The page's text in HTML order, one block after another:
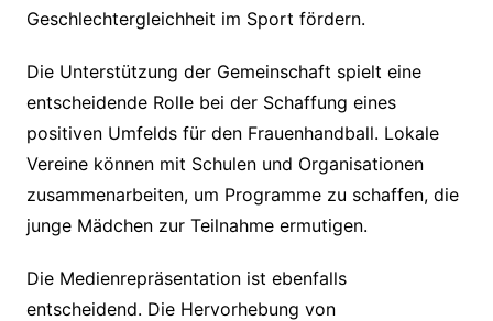
Geschlechtergleichheit im Sport fördern.
Die Unterstützung der Gemeinschaft spielt eine
entscheidende Rolle bei der Schaffung eines
positiven Umfelds für den Frauenhandball. Lokale
Vereine können mit Schulen und Organisationen
zusammenarbeiten, um Programme zu schaffen, die
junge Mädchen zur Teilnahme ermutigen.
Die Medienrepräsentation ist ebenfalls
entscheidend. Die Hervorhebung von